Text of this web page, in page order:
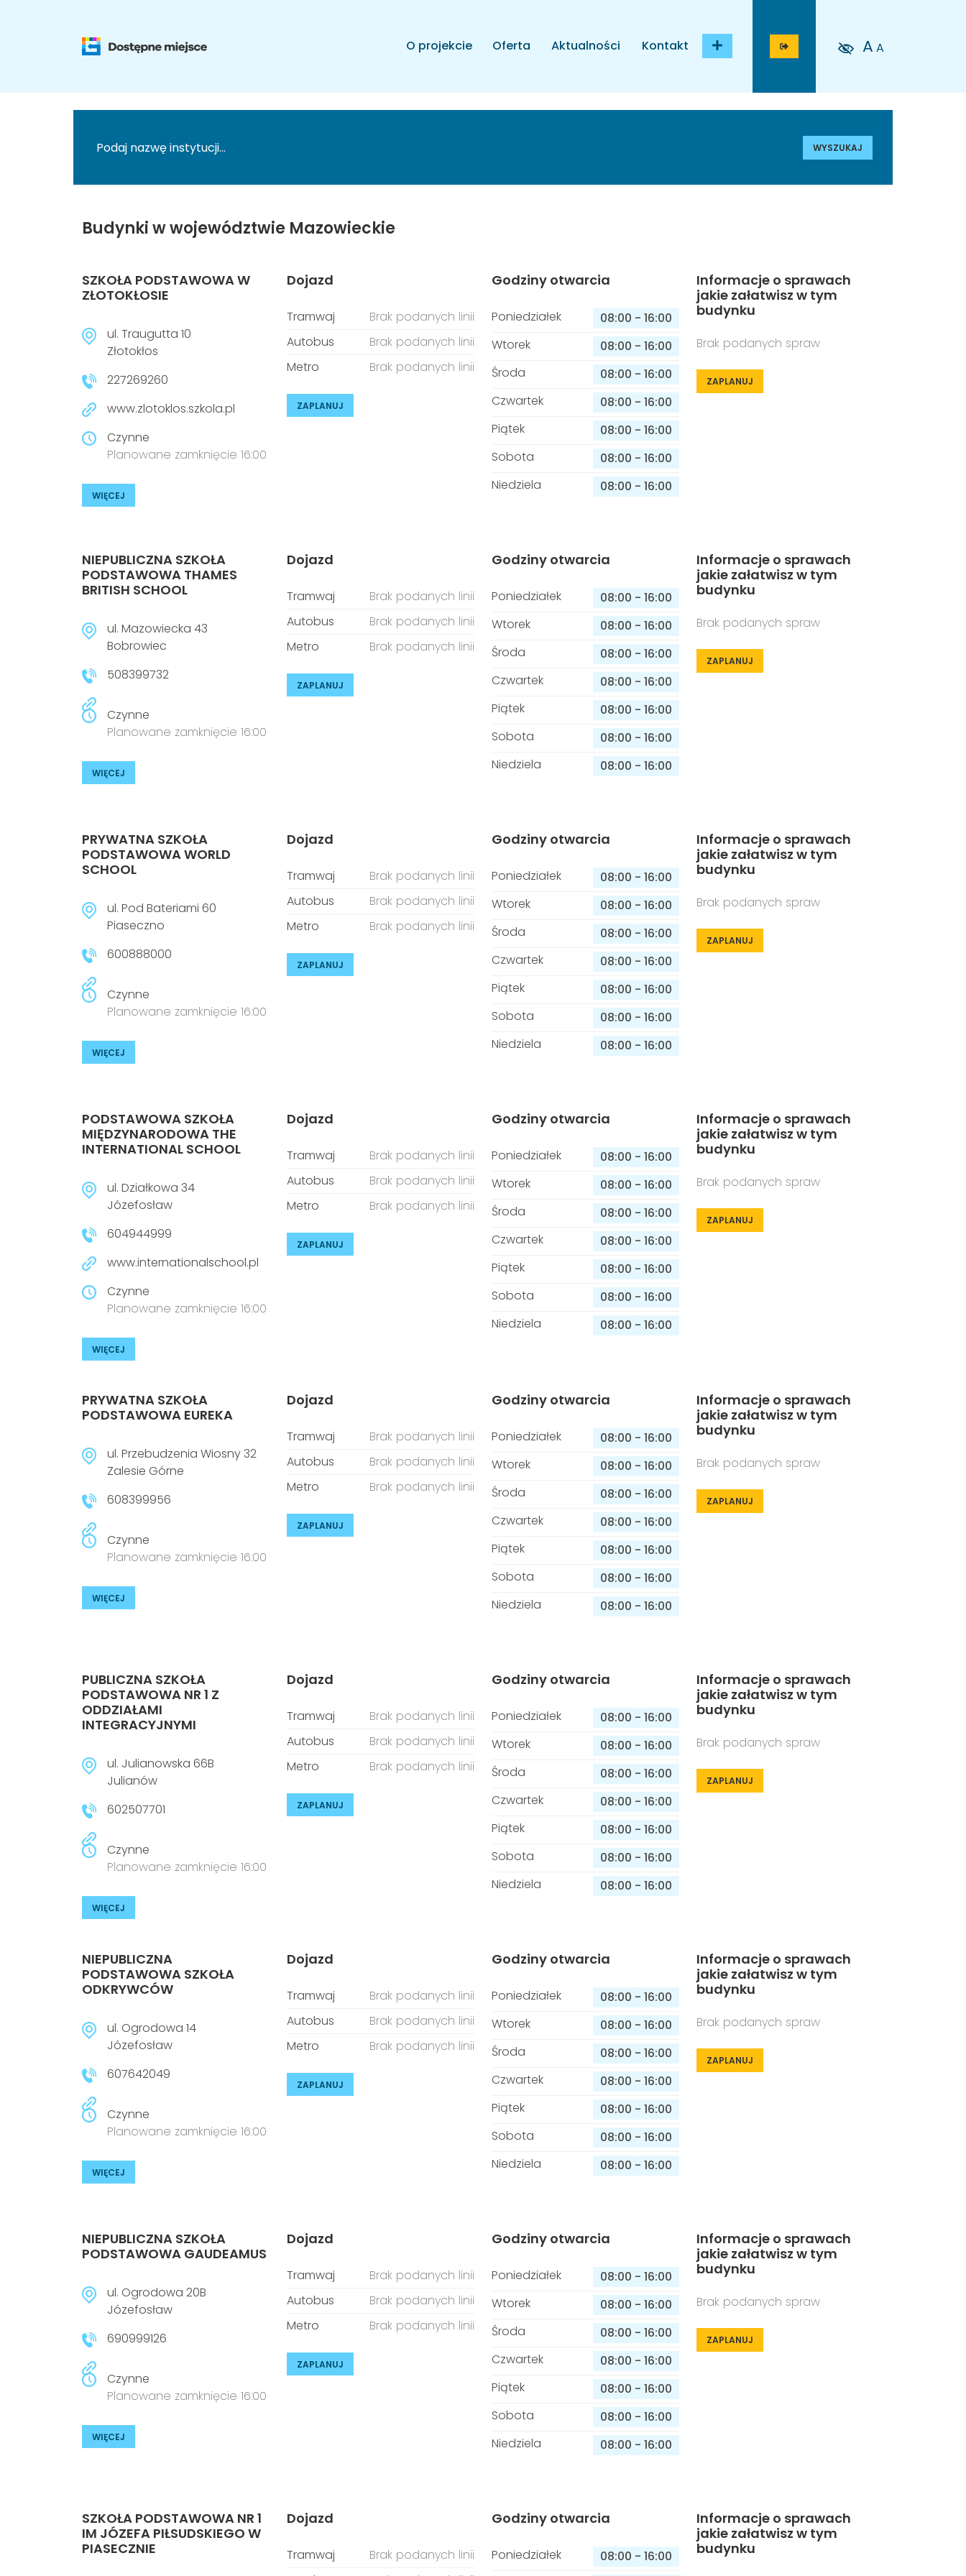
O projekcie Oferta Aktualności Kontakt A A
WYSZUKAJ
Budynki w województwie Mazowieckie
SZKOŁA PODSTAWOWA W
ZŁOTOKŁOSIE
ul. Traugutta 10
Złotokłos
227269260
www.zlotoklos.szkola.pl
Czynne
Planowane zamknięcie 16:00
WIĘCEJ
Dojazd
Tramwaj
Brak podanych linii
Autobus
Brak podanych linii
Metro
Brak podanych linii
ZAPLANUJ
Godziny otwarcia
Poniedziałek 08:00 - 16:00
Wtorek
08:00 - 16:00
Środa
08:00 - 16:00
Czwartek
08:00 - 16:00
Piątek
08:00 - 16:00
Sobota
08:00 - 16:00
Niedziela
08:00 - 16:00
Informacje o sprawach
jakie załatwisz w tym
budynku
Brak podanych spraw
ZAPLANUJ
NIEPUBLICZNA SZKOŁA
PODSTAWOWA THAMES
BRITISH SCHOOL
ul. Mazowiecka 43
Bobrowiec
508399732
Czynne
Planowane zamknięcie 16:00
WIĘCEJ
Dojazd
Tramwaj
Brak podanych linii
Autobus
Brak podanych linii
Metro
Brak podanych linii
ZAPLANUJ
Godziny otwarcia
Poniedziałek 08:00 - 16:00
Wtorek
08:00 - 16:00
Środa
08:00 - 16:00
Czwartek
08:00 - 16:00
Piątek
08:00 - 16:00
Sobota
08:00 - 16:00
Niedziela
08:00 - 16:00
Informacje o sprawach
jakie załatwisz w tym
budynku
Brak podanych spraw
ZAPLANUJ
PRYWATNA SZKOŁA
PODSTAWOWA WORLD
SCHOOL
ul. Pod Bateriami 60
Piaseczno
600888000
Czynne
Planowane zamknięcie 16:00
WIĘCEJ
Dojazd
Tramwaj
Brak podanych linii
Autobus
Brak podanych linii
Metro
Brak podanych linii
ZAPLANUJ
Godziny otwarcia
Poniedziałek 08:00 - 16:00
Wtorek
08:00 - 16:00
Środa
08:00 - 16:00
Czwartek
08:00 - 16:00
Piątek
08:00 - 16:00
Sobota
08:00 - 16:00
Niedziela
08:00 - 16:00
Informacje o sprawach
jakie załatwisz w tym
budynku
Brak podanych spraw
ZAPLANUJ
PODSTAWOWA SZKOŁA
MIĘDZYNARODOWA THE
INTERNATIONAL SCHOOL
ul. Działkowa 34
Józefosław
604944999
www.internationalschool.pl
Czynne
Planowane zamknięcie 16:00
WIĘCEJ
Dojazd
Tramwaj
Brak podanych linii
Autobus
Brak podanych linii
Metro
Brak podanych linii
ZAPLANUJ
Godziny otwarcia
Poniedziałek 08:00 - 16:00
Wtorek
08:00 - 16:00
Środa
08:00 - 16:00
Czwartek
08:00 - 16:00
Piątek
08:00 - 16:00
Sobota
08:00 - 16:00
Niedziela
08:00 - 16:00
Informacje o sprawach
jakie załatwisz w tym
budynku
Brak podanych spraw
ZAPLANUJ
PRYWATNA SZKOŁA
PODSTAWOWA EUREKA
ul. Przebudzenia Wiosny 32
Zalesie Górne
608399956
Czynne
Planowane zamknięcie 16:00
WIĘCEJ
Dojazd
Tramwaj
Brak podanych linii
Autobus
Brak podanych linii
Metro
Brak podanych linii
ZAPLANUJ
Godziny otwarcia
Poniedziałek 08:00 - 16:00
Wtorek
08:00 - 16:00
Środa
08:00 - 16:00
Czwartek
08:00 - 16:00
Piątek
08:00 - 16:00
Sobota
08:00 - 16:00
Niedziela
08:00 - 16:00
Informacje o sprawach
jakie załatwisz w tym
budynku
Brak podanych spraw
ZAPLANUJ
PUBLICZNA SZKOŁA
PODSTAWOWA NR 1 Z
ODDZIAŁAMI
INTEGRACYJNYMI
ul. Julianowska 66B
Julianów
602507701
Czynne
Planowane zamknięcie 16:00
WIĘCEJ
Dojazd
Tramwaj
Brak podanych linii
Autobus
Brak podanych linii
Metro
Brak podanych linii
ZAPLANUJ
Godziny otwarcia
Poniedziałek 08:00 - 16:00
Wtorek
08:00 - 16:00
Środa
08:00 - 16:00
Czwartek
08:00 - 16:00
Piątek
08:00 - 16:00
Sobota
08:00 - 16:00
Niedziela
08:00 - 16:00
Informacje o sprawach
jakie załatwisz w tym
budynku
Brak podanych spraw
ZAPLANUJ
NIEPUBLICZNA
PODSTAWOWA SZKOŁA
ODKRYWCÓW
ul. Ogrodowa 14
Józefosław
607642049
Czynne
Planowane zamknięcie 16:00
WIĘCEJ
Dojazd
Tramwaj
Brak podanych linii
Autobus
Brak podanych linii
Metro
Brak podanych linii
ZAPLANUJ
Godziny otwarcia
Poniedziałek 08:00 - 16:00
Wtorek
08:00 - 16:00
Środa
08:00 - 16:00
Czwartek
08:00 - 16:00
Piątek
08:00 - 16:00
Sobota
08:00 - 16:00
Niedziela
08:00 - 16:00
Informacje o sprawach
jakie załatwisz w tym
budynku
Brak podanych spraw
ZAPLANUJ
NIEPUBLICZNA SZKOŁA
PODSTAWOWA GAUDEAMUS
ul. Ogrodowa 20B
Józefosław
690999126
Czynne
Planowane zamknięcie 16:00
WIĘCEJ
Dojazd
Tramwaj
Brak podanych linii
Autobus
Brak podanych linii
Metro
Brak podanych linii
ZAPLANUJ
Godziny otwarcia
Poniedziałek 08:00 - 16:00
Wtorek
08:00 - 16:00
Środa
08:00 - 16:00
Czwartek
08:00 - 16:00
Piątek
08:00 - 16:00
Sobota
08:00 - 16:00
Niedziela
08:00 - 16:00
Informacje o sprawach
jakie załatwisz w tym
budynku
Brak podanych spraw
ZAPLANUJ
SZKOŁA PODSTAWOWA NR 1
IM JÓZEFA PIŁSUDSKIEGO W
PIASECZNIE
Dojazd
Tramwaj
Brak podanych linii
Godziny otwarcia
Poniedziałek 08:00 - 16:00
Informacje o sprawach
jakie załatwisz w tym
budynku